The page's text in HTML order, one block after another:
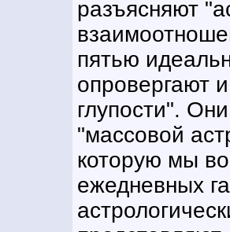
разъясняют
пятью
опровергают
глупости".
"массовой
которую мы
ежедневных